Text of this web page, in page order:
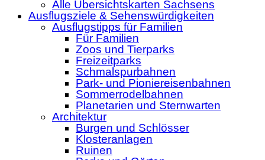
Alle Übersichtskarten Sachsens
Ausflugsziele & Sehenswürdigkeiten
Ausflugstipps für Familien
Für Familien
Zoos und Tierparks
Freizeitparks
Schmalspurbahnen
Park- und Pioniereisenbahnen
Sommerrodelbahnen
Planetarien und Sternwarten
Architektur
Burgen und Schlösser
Klosteranlagen
Ruinen